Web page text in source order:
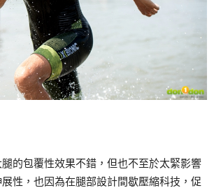
的包覆性效果不錯，但也不至於太緊影響
性，也因為在腿部設計間歇壓縮科技，促